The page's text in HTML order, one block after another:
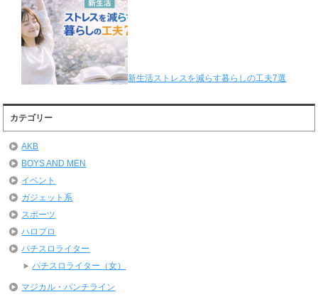
新生活ストレスを減らす暮らしの工夫7選
カテゴリー
AKB
BOYS AND MEN
イベント
ガジェット系
スポーツ
ハロプロ
パチスロライター
パチスロライター（女）
マジカル・パンチライン